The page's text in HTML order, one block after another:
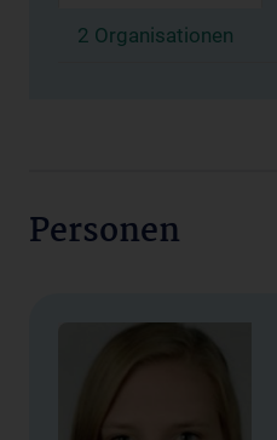
2 Organisationen
Personen